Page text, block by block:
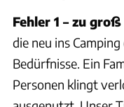
Fehler 1 – zu
die neu ins
Bedürfnisse. Ein
Personen klingt